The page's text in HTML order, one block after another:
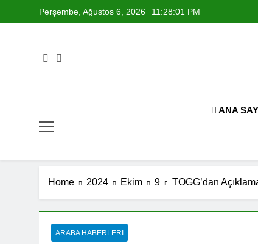
to
Perşembe, Ağustos 6, 2026 11:28:01 PM
ANA
Home 2024 Ekim 9 TOGG’dan
ARABA HABERLERI